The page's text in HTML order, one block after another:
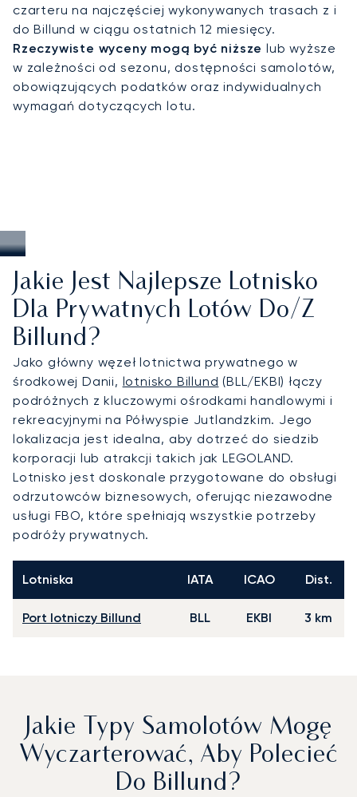
bezpieczeństwa i doskonałości usług. W Billund ta
wiedza ekspercka gwarantuje dyskretny przylot
dla kadry zarządzającej w siedzibie LEGO,
indywidualny dostęp do największych atrakcji
turystycznych Danii oraz elastyczność podróży po
całej Skandynawii.
czarteru na najczęściej wykonywanych trasach z i
do Billund w ciągu ostatnich 12 miesięcy.
Rzeczywiste wyceny mogą być niższe lub wyższe
w zależności od sezonu, dostępności samolotów,
obowiązujących podatków oraz indywidualnych
wymagań dotyczących lotu.
Jakie Jest Najlepsze Lotnisko
Dla Prywatnych Lotów Do/z
Billund?
Jako główny węzeł lotnictwa prywatnego w
środkowej Danii, lotnisko Billund (BLL/EKBI) łączy
podróżnych z kluczowymi ośrodkami handlowymi i
rekreacyjnymi na Półwyspie Jutlandzkim. Jego
lokalizacja jest idealna, aby dotrzeć do siedzib
korporacji lub atrakcji takich jak LEGOLAND.
Lotnisko jest doskonale przygotowane do obsługi
odrzutowców biznesowych, oferując niezawodne
usługi FBO, które spełniają wszystkie potrzeby
podróży prywatnych.
Lotniska IATA ICAO Dist.
Port lotniczy Billund BLL EKBI 3 km
Jakie Typy Samolotów Mogę
Wyczarterować, Aby Polecieć
Do Billund?